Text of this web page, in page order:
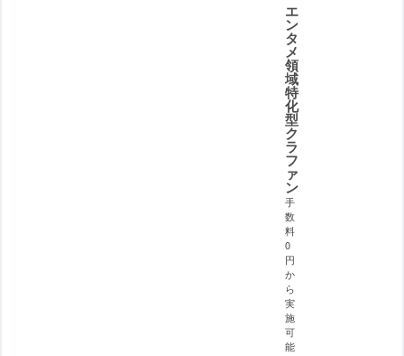
エ
ン
タ
メ
領
域
特
化
型
ク
ラ
フ
ァ
ン
手
数
料
0
円
か
ら
実
施
可
能